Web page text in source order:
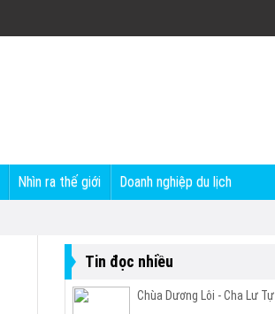
Nhìn ra thế giới Doanh nghiệp du lịch
Tin đọc nhiều
Chùa Dương Lôi - Cha Lư Tự